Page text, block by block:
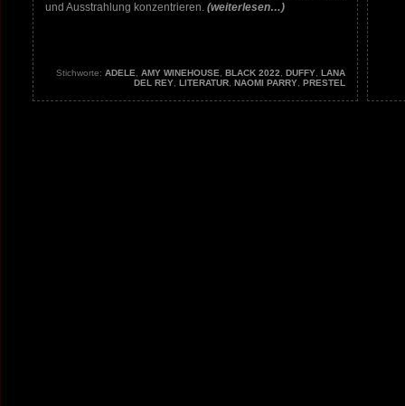
und Ausstrahlung konzentrieren. (weiterlesen…)
Stichworte: ADELE AMY WINEHOUSE BLACK 2022 DUFFY LANA
DEL REY LITERATUR NAOMI PARRY PRESTEL